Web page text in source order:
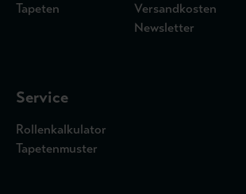
Tapeten
Versandkosten
Newsletter
Service
Rollenkalkulator
Tapetenmuster